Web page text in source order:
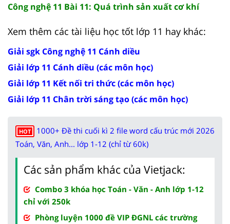
Công nghệ 11 Bài 11: Quá trình sản xuất cơ khí
Xem thêm các tài liệu học tốt lớp 11 hay khác:
Giải sgk Công nghệ 11 Cánh diều
Giải lớp 11 Cánh diều (các môn học)
Giải lớp 11 Kết nối tri thức (các môn học)
Giải lớp 11 Chân trời sáng tạo (các môn học)
HOT
1000+ Đề thi cuối kì 2 file word cấu trúc mới 2026
Toán, Văn, Anh... lớp 1-12 (chỉ từ 60k)
Các sản phẩm khác của Vietjack:
Combo 3 khóa học Toán - Văn - Anh lớp 1-12
chỉ với 250k
Phòng luyện 1000 đề VIP ĐGNL các trường